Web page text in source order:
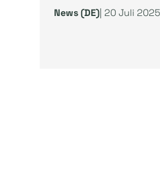
News (DE) | 20 Juli 2025